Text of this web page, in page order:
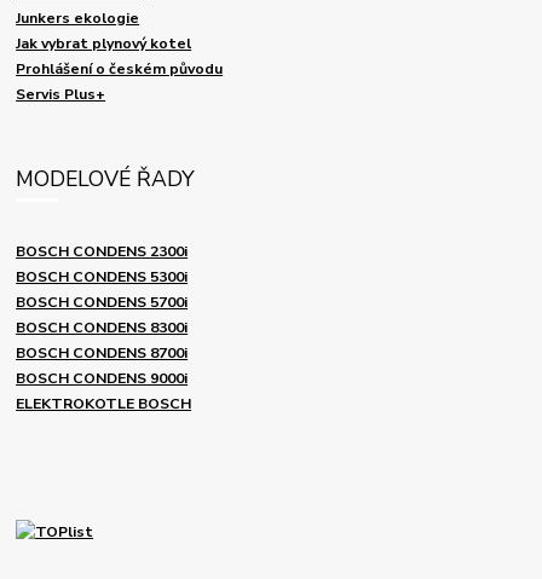
Junkers ekologie
Jak vybrat plynový kotel
Prohlášení o českém původu
Servis Plus+
MODELOVÉ ŘADY
BOSCH CONDENS 2300i
BOSCH CONDENS 5300i
BOSCH CONDENS 5700i
BOSCH CONDENS 8300i
BOSCH CONDENS 8700i
BOSCH CONDENS 9000i
ELEKTROKOTLE BOSCH